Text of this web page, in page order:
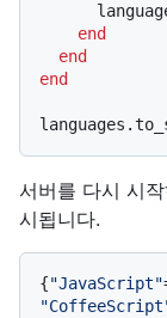
end
end
end
서버를 다시 시
시됩니다.
{"JavaScript"